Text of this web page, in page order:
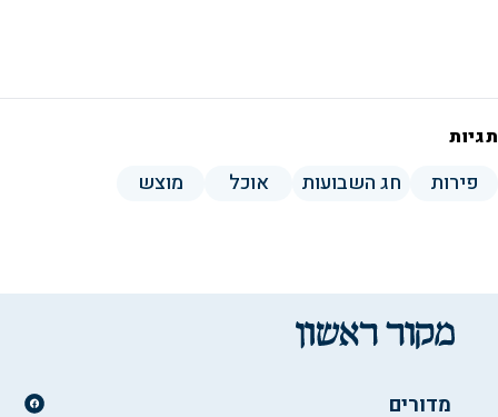
תגיות
פירות חג השבועות אוכל מוצש
מדורים